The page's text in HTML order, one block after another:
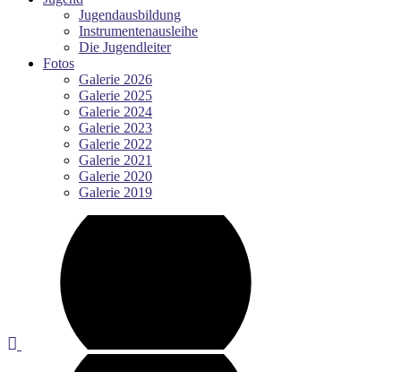
Jugendausbildung
Instrumentenausleihe
Die Jugendleiter
Fotos
Galerie 2026
Galerie 2025
Galerie 2024
Galerie 2023
Galerie 2022
Galerie 2021
Galerie 2020
Galerie 2019